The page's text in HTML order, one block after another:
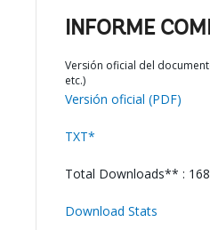
INFORME
Versión oficial del
etc.)
Versión oficial (PDF)
TXT*
Total Downloads** : 168
Download Stats